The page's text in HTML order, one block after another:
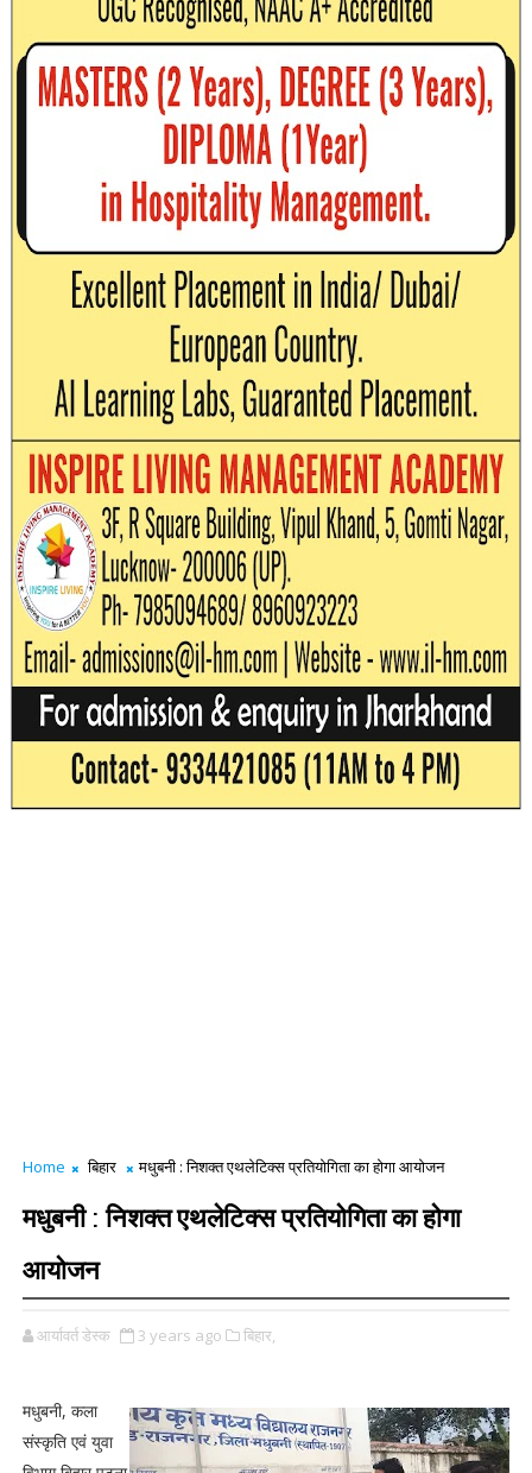
Home बिहार मधुबनी : निशक्त एथलेटिक्स प्रतियोगिता का होगा आयोजन
मधुबनी : निशक्त एथलेटिक्स प्रतियोगिता का होगा
आयोजन
आर्यावर्त डेस्क 3 years ago बिहार,
मधुबनी, कला
संस्कृति एवं युवा